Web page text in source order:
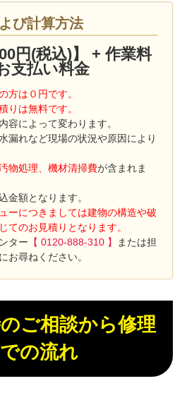
び計算方法
円(税込)】 + 作業料
支払い料金
方は０円です。
りは無料です。
容によって変わります。
漏れなど現場の状況や原因により
物処理、機材清掃費が含まれま
金額となります。
ーにつきましては建物の構造や破
てのお見積りとなります。
ター 【 0120-888-310 】
または担
お尋ねください。
ご相談から修理
の流れ